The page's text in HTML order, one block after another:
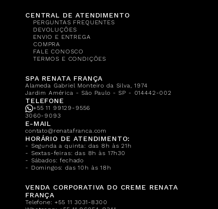
CENTRAL DE ATENDIMENTO
PERGUNTAS FREQUENTES
DEVOLUÇÕES
ENVIO E ENTREGA
COMPRA
FALE CONOSCO
TERMOS E CONDIÇÕES
SPA RENATA FRANÇA
Alameda Gabriel Monteiro da Silva, 1974
Jardim América - São Paulo - SP - 014442-002
TELEFONE
+55 11 99129-9556
3060-9093
E-MAIL
contato@renatafranca.com
HORÁRIO DE ATENDIMENTO:
- Segunda a quinta: das 8h às 21h
- Sextas-feiras: das 8h às 17h30
- Sábados: fechado
- Domingos: das 10h às 18h
VENDA CORPORATIVA DO CREME RENATA
FRANÇA
Telefone:+55 11 3031-8300